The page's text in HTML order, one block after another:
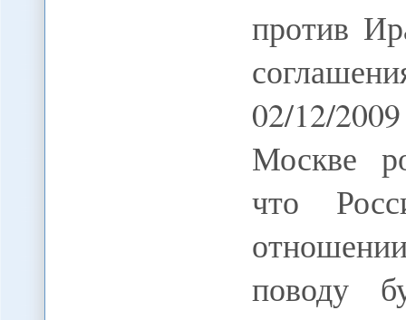
против
02/12/
Москве
что
поводу